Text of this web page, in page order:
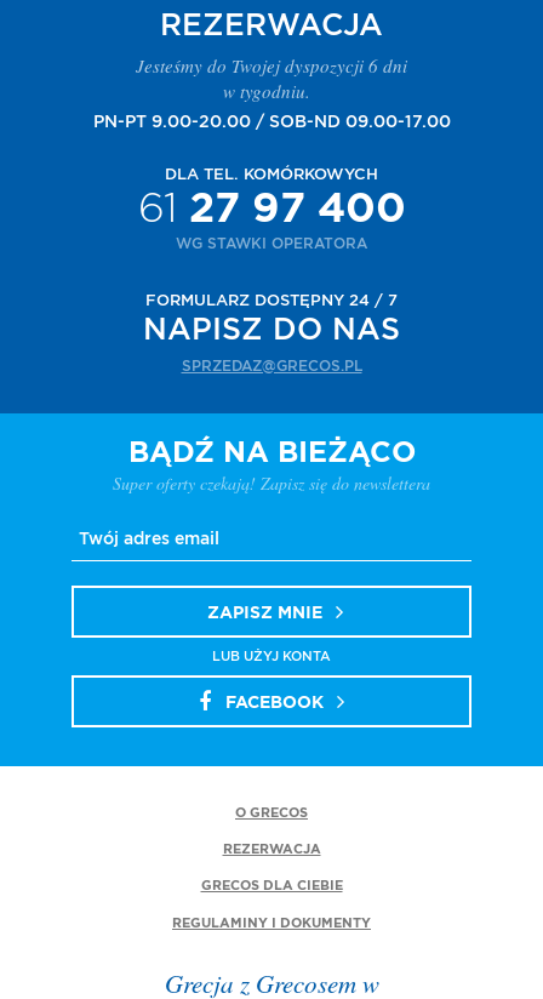
REZERWACJA
Jesteśmy do Twojej dyspozycji 6 dni
w tygodniu.
PN-PT 9.00-20.00 / SOB-ND 09.00-17.00
DLA TEL. KOMÓRKOWYCH
61 27 97 400
WG STAWKI OPERATORA
FORMULARZ DOSTĘPNY 24 / 7
NAPISZ DO NAS
SPRZEDAZ@GRECOS.PL
BĄDŹ NA BIEŻĄCO
Super oferty czekają! Zapisz się do newslettera
ZAPISZ MNIE
LUB UŻYJ KONTA
FACEBOOK
O GRECOS
REZERWACJA
GRECOS DLA CIEBIE
REGULAMINY I DOKUMENTY
Grecja z Grecosem w